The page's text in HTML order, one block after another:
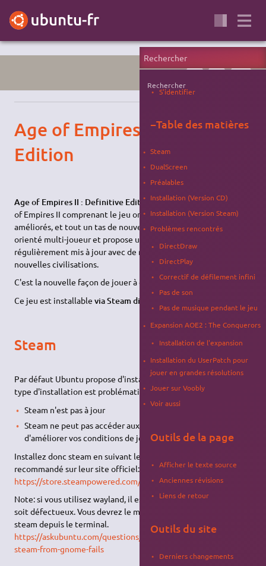
JEU RTS WINE
Age of Empires II : Definitive
Edition
Age of Empires II : Definitive Editionest une ré-édition de Age
of Empires II comprenant le jeu original, des graphismes
améliorés, et tout un tas de nouveau contenu. Ce jeu est
orienté multi-joueur et propose un ranking. Il est également
régulièrement mis à jour avec de nouvelles mécaniques et
nouvelles civilisations.
C'est la nouvelle façon de jouer à ce jeu légendaire.
Ce jeu est installablevia Steam directement
Steam
Par défaut Ubuntu propose d'installer steam via les snap, ce
type d'installation est problématique:
Steam n'est pas à jour
Steam ne peut pas accéder aux outils tiers permettant
d'améliorer vos conditions de jeu (typiquement, gamescope)
Installez donc steam en suivant le moyen officiellement
recommandé sur leur site officiel: le .deb.
https://store.steampowered.com/about/
Note: si vous utilisez wayland, il est possible que le .desktop
soit défectueux. Vous devrez le modifier à la main ou lancer
steam depuis le terminal.
https://askubuntu.com/questions/1555612/why-launching-
steam-from-gnome-fails
Rechercher
S'identifier
−Table des matières
Steam
DualScreen
Préalables
Installation (Version CD)
Installation (Version Steam)
Problèmes rencontrés
DirectDraw
DirectPlay
Correctif de défilement infini
Pas de son
Pas de musique pendant le jeu
Expansion AOE2 : The Conquerors
Installation de l'expansion
Installation du UserPatch pour
jouer en grandes résolutions
Jouer sur Voobly
Voir aussi
Outils de la page
Afficher le texte source
Anciennes révisions
Liens de retour
Outils du site
Derniers changements